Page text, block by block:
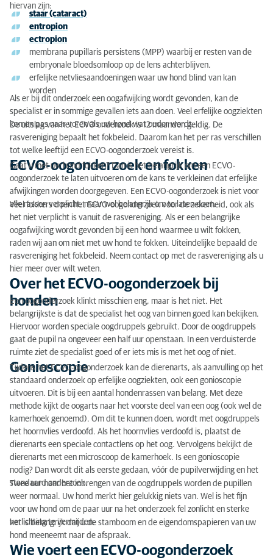
Dierenarts-specialist - wat is dat?
De dierenarts-specialist is afgestudeerd in
Diergeneeskunde en heeft vervolgens doorgeleerd
binnen een specialistisch deelgebied. Deze dierenarts-
specialisten hebben de meeste kennis en ervaring op
een specifiek diergeneeskundig gebied. De "EBVS" is
het officiële Europese orgaan dat deze specialisaties
administreert.
hiervan zijn:
staar (cataract)
entropion
ectropion
membrana pupillaris persistens (MPP) waarbij er resten van de
embryonale bloedsomloop op de lens achterblijven.
erfelijke netvliesaandoeningen waar uw hond blind van kan
worden
Als er bij dit onderzoek een oogafwijking wordt gevonden, kan de
specialist er in sommige gevallen iets aan doen. Veel erfelijke oogziekten
komen pas naar voren als uw hond wat ouder wordt.
De uitslag van het ECVO onderzoek is 12 maanden geldig. De
rasvereniging bepaalt het fokbeleid. Daarom kan het per ras verschillen
tot welke leeftijd een ECVO-oogonderzoek vereist is.
ECVO-oogonderzoek en fokken
Gaat u met uw hond fokken? Dan is het belangrijk om een ECVO-
oogonderzoek te laten uitvoeren om de kans te verkleinen dat erfelijke
afwijkingen worden doorgegeven. Een ECVO-oogonderzoek is niet voor
alle rassen verplicht, maar wel belangrijk om te laten doen.
Veel fokkers doen het ECVO-oogonderzoek voor de zekerheid, ook als
het niet verplicht is vanuit de rasvereniging. Als er een belangrijke
oogafwijking wordt gevonden bij een hond waarmee u wilt fokken,
raden wij aan om niet met uw hond te fokken. Uiteindelijke bepaald de
rasvereniging het fokbeleid. Neem contact op met de rasvereniging als u
hier meer over wilt weten.
Over het ECVO-oogonderzoek bij
honden
Een oogonderzoek klinkt misschien eng, maar is het niet. Het
belangrijkste is dat de specialist het oog van binnen goed kan bekijken.
Hiervoor worden speciale oogdruppels gebruikt. Door de oogdruppels
gaat de pupil na ongeveer een half uur openstaan. In een verduisterde
ruimte ziet de specialist goed of er iets mis is met het oog of niet.
Gonioscopie
Tijdens het ECVO-oogonderzoek kan de dierenarts, als aanvulling op het
standaard onderzoek op erfelijke oogziekten, ook een gonioscopie
uitvoeren. Dit is bij een aantal hondenrassen van belang. Met deze
methode kijkt de oogarts naar het voorste deel van een oog (ook wel de
kamerhoek genoemd). Om dit te kunnen doen, wordt met oogdruppels
het hoornvlies verdoofd. Als het hoornvlies verdoofd is, plaatst de
dierenarts een speciale contactlens op het oog. Vervolgens bekijkt de
dierenarts met een microscoop de kamerhoek. Is een gonioscopie
nodig? Dan wordt dit als eerste gedaan, vóór de pupilverwijding en het
standaard onderzoek.
Twee uur naar het inbrengen van de oogdruppels worden de pupillen
weer normaal. Uw hond merkt hier gelukkig niets van. Wel is het fijn
voor uw hond om de paar uur na het onderzoek fel zonlicht en sterke
verlichting te vermijden.
het is belangrijk dat u de stamboom en de eigendomspapieren van uw
hond meeneemt naar de afspraak.
Wie voert een ECVO-oogonderzoek